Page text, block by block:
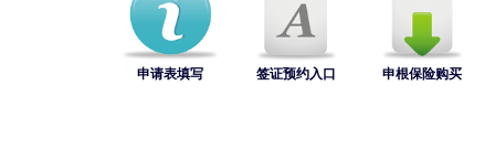
申请表填写 签证预约入口 申根保险购买